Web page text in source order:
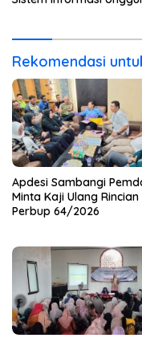
Rekomendasi
Apdesi Sambangi
Minta Kaji Ulang Rincian
Perbup 64/2026